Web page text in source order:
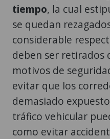
tiempo, la cual
se quedan
considerable
deben ser retirados
motivos de
evitar que los
demasiado
tráfico vehicular
como evitar